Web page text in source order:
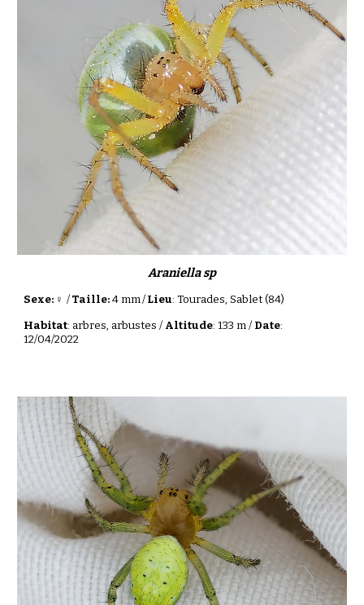
Araniella sp
Sexe: ♀/Taille:4 mm/Lieu: Tourades, Sablet (84)
Habitat: arbres, arbustes / Altitude: 133 m / Date:
12/04/2022